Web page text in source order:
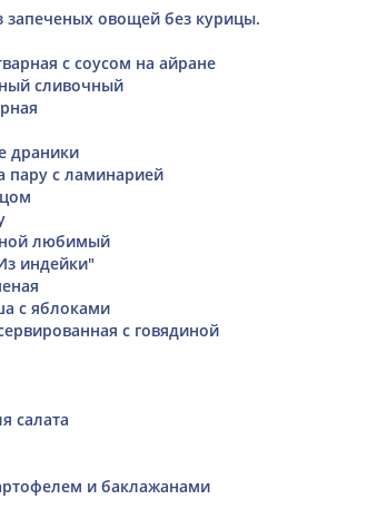
запеченых овощей без курицы.
с соусом на айране
сливочный
драники
пару с ламинарией
любимый
индейки"
с яблоками
с говядиной
салата
и баклажанами